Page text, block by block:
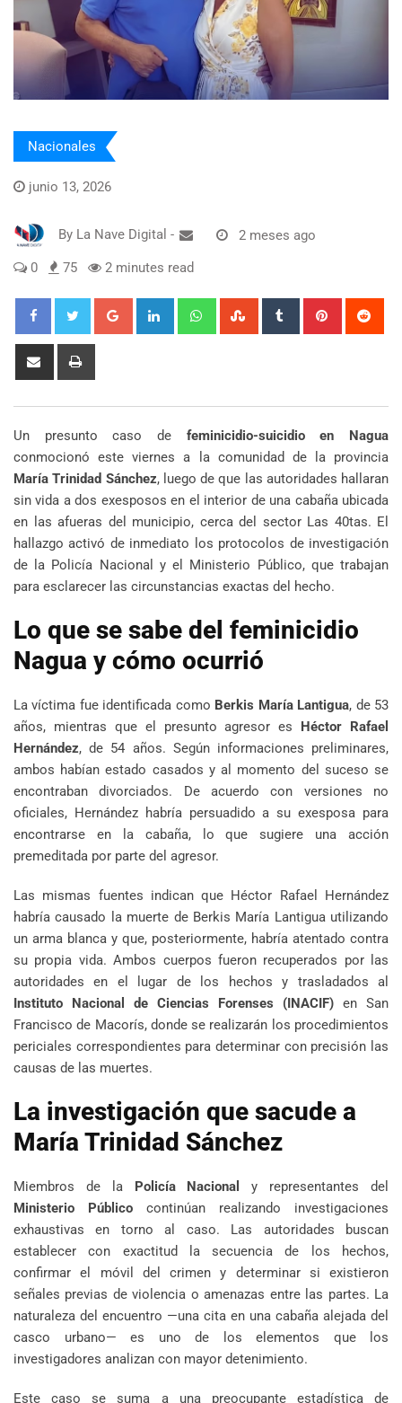
Nacionales
junio 13, 2026
By La Nave Digital - 2 meses ago
0 75 2 minutes read
Google+ LinkedIn WhatsappStumbleUpon
Tumblr Pinterest
Share
Un presunto caso de feminicidio-suicidio en Nagua
conmocionó este viernes a la comunidad de la provincia
María Trinidad Sánchez, luego de que las autoridades hallaran
sin vida a dos exesposos en el interior de una cabaña ubicada
en las afueras del municipio, cerca del sector Las 40tas. El
hallazgo activó de inmediato los protocolos de investigación
de la Policía Nacional y el Ministerio Público, que trabajan
para esclarecer las circunstancias exactas del hecho.
Lo que se sabe del feminicidio
Nagua y cómo ocurrió
La víctima fue identificada como Berkis María Lantigua, de 53
años, mientras que el presunto agresor es Héctor Rafael
Hernández, de 54 años. Según informaciones preliminares,
ambos habían estado casados y al momento del suceso se
encontraban divorciados. De acuerdo con versiones no
oficiales, Hernández habría persuadido a su exesposa para
encontrarse en la cabaña, lo que sugiere una acción
premeditada por parte del agresor.
Las mismas fuentes indican que Héctor Rafael Hernández
habría causado la muerte de Berkis María Lantigua utilizando
un arma blanca y que, posteriormente, habría atentado contra
su propia vida. Ambos cuerpos fueron recuperados por las
autoridades en el lugar de los hechos y trasladados al
Instituto Nacional de Ciencias Forenses (INACIF) en San
Francisco de Macorís, donde se realizarán los procedimientos
periciales correspondientes para determinar con precisión las
causas de las muertes.
La investigación que sacude a
María Trinidad Sánchez
Miembros de la Policía Nacional
y representantes del
Ministerio Público continúan realizando investigaciones
exhaustivas en torno al caso. Las autoridades buscan
establecer con exactitud la secuencia de los hechos,
confirmar el móvil del crimen y determinar si existieron
señales previas de violencia o amenazas entre las partes. La
naturaleza del encuentro —una cita en una cabaña alejada del
casco urbano— es uno de los elementos que los
investigadores analizan con mayor detenimiento.
Este caso se suma a una preocupante estadística de